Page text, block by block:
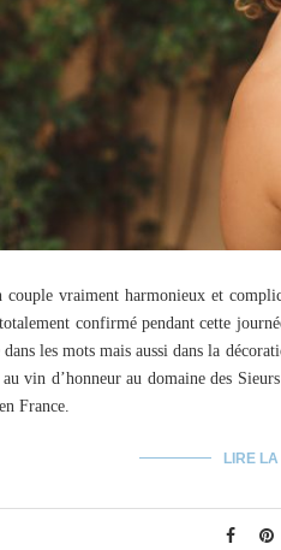
vraiment harmonieux et
totalement confirmé pendant cette
dans les mots mais aussi dans la
vin d’honneur au domaine des
France.
LIRE